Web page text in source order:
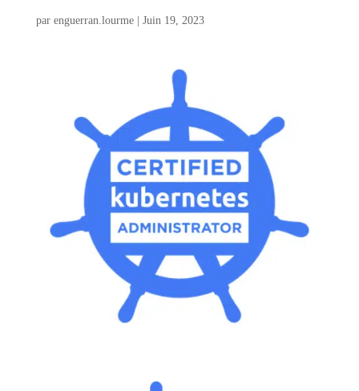
par enguerran.lourme| Juin 19, 2023